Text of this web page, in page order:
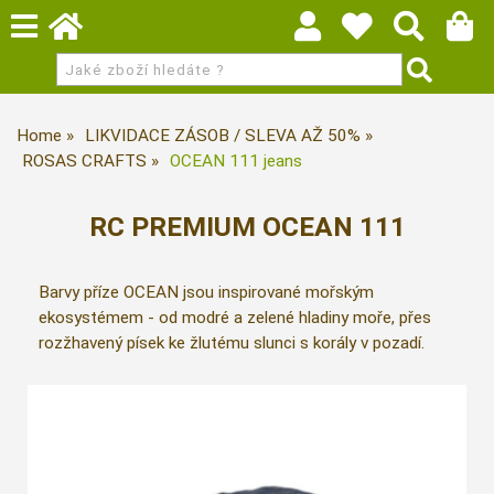
Home
LIKVIDACE ZÁSOB / SLEVA AŽ 50%
ROSAS CRAFTS
OCEAN 111 jeans
RC PREMIUM OCEAN 111
Barvy příze OCEAN jsou inspirované mořským
ekosystémem - od modré a zelené hladiny moře, přes
rozžhavený písek ke žlutému slunci s korály v pozadí.